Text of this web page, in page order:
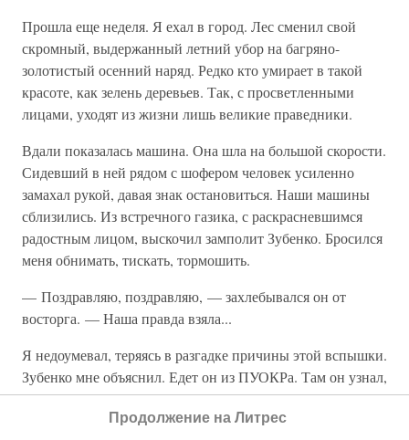
Прошла еще неделя. Я ехал в город. Лес сменил свой
скромный, выдержанный летний убор на багряно-
золотистый осенний наряд. Редко кто умирает в такой
красоте, как зелень деревьев. Так, с просветленными
лицами, уходят из жизни лишь великие праведники.
Вдали показалась машина. Она шла на большой скорости.
Сидевший в ней рядом с шофером человек усиленно
замахал рукой, давая знак остановиться. Наши машины
сблизились. Из встречного газика, с раскрасневшимся
радостным лицом, выскочил замполит Зубенко. Бросился
меня обнимать, тискать, тормошить.
— Поздравляю, поздравляю, — захлебывался он от
восторга. — Наша правда взяла...
Я недоумевал, теряясь в разгадке причины этой вспышки.
Зубенко мне объяснил. Едет он из ПУОКРа. Там он узнал,
что Якир только что вернулся из Москвы. Командующий,
попав на доклад к наркому, рассказал ему о моем
Продолжение на Литрес